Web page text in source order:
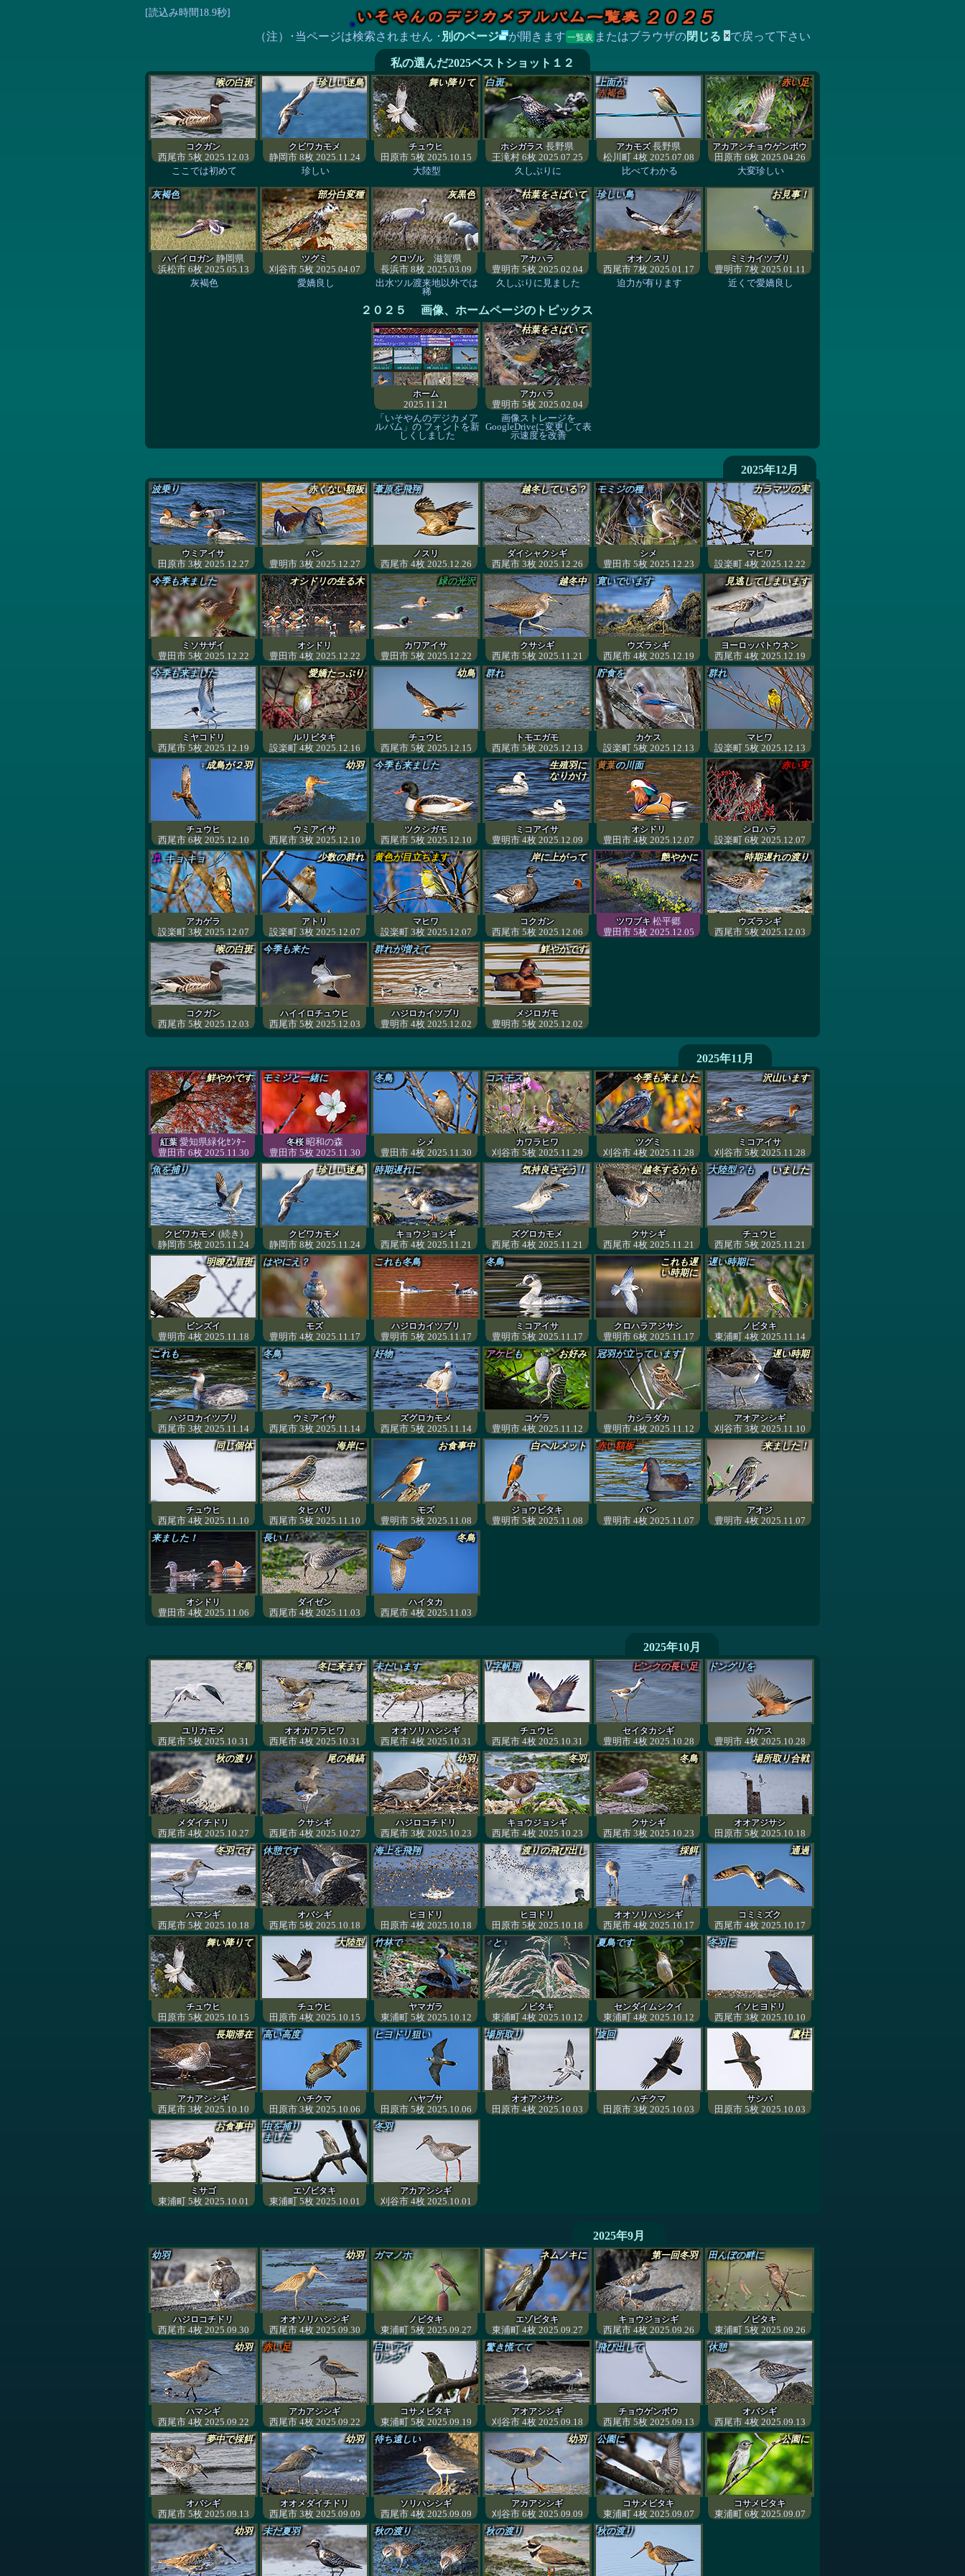
[読込み時間18.9秒] ２０２５
（注）･当ページは検索されません ･ 別のページ が開きます 一覧表 またはブラウザの閉じる ×で戻って下さい
私の選んだ2025ベストショット１２
コクガン
西尾市 5枚 2025.12.03
喉の白斑
ここでは初めて
クビワカモメ
静岡市 8枚 2025.11.24
珍しい迷鳥
珍しい
チュウヒ
田原市 5枚 2025.10.15
舞い降りて
大陸型
ホシガラス 長野県
王滝村 6枚 2025.07.25
白斑
久しぶりに
アカモズ長野県
松川町 4枚 2025.07.08
上面が
赤褐色
比べてわかる
アカアシチョウゲンボウ
田原市 6枚 2025.04.26
赤い足
大変珍しい
ハイイロガン静岡県
浜松市 6枚 2025.05.13
灰褐色
灰褐色
ツグミ
刈谷市 5枚 2025.04.07
部分白変種
愛嬌良し
クロヅル滋賀県
長浜市 8枚 2025.03.09
灰黒色
出水ツル渡来地以外では
稀
アカハラ
豊明市 5枚 2025.02.04
枯葉をさばいて
久しぶりに見ました
オオノスリ
西尾市 7枚 2025.01.17
珍しい鳥
迫力が有ります
ミミカイツブリ
豊明市 7枚 2025.01.11
お見事！
近くで愛嬌良し
２０２５ 画像、ホームページのトピックス
ホーム
2025.11.21
「いそやんのデジカメア
ルバム」の フォントを新
しくしました
アカハラ
豊明市 5枚 2025.02.04
枯葉をさばいて
画像ストレージを
GoogleDriveに変更して表
示速度を改善
2025年12月
ウミアイサ
田原市 3枚 2025.12.27
波乗り
バン
豊明市 3枚 2025.12.27
赤くない額板
ノスリ
西尾市 4枚 2025.12.26
葦原を飛翔
ダイシャクシギ
西尾市 3枚 2025.12.26
越冬している？
シメ
豊田市 5枚 2025.12.23
モミジの種
マヒワ
設楽町 4枚 2025.12.22
カラマツの実
ミソサザイ
豊田市 5枚 2025.12.22
今季も来ました
オシドリ
豊田市 4枚 2025.12.22
オシドリの生る木
カワアイサ
豊田市 5枚 2025.12.22
緑の光沢
クサシギ
西尾市 5枚 2025.11.21
越冬中
ウズラシギ
西尾市 4枚 2025.12.19
寛いでいます
ヨーロッパトウネン
西尾市 4枚 2025.12.19
見逃してしまいます
ミヤコドリ
西尾市 5枚 2025.12.19
今季も来ました
ルリビタキ
設楽町 4枚 2025.12.16
愛嬌たっぷり
チュウヒ
西尾市 5枚 2025.12.15
幼鳥
トモエガモ
西尾市 5枚 2025.12.13
群れ
カケス
設楽町 5枚 2025.12.13
貯食を
マヒワ
設楽町 5枚 2025.12.13
群れ
チュウヒ
西尾市 6枚 2025.12.10
♀成鳥が２羽
ウミアイサ
西尾市 3枚 2025.12.10
幼羽
ツクシガモ
西尾市 5枚 2025.12.10
今季も来ました
ミコアイサ
豊明市 4枚 2025.12.09
生殖羽に
なりかけ
オシドリ
豊田市 4枚 2025.12.07
黄葉の川面
シロハラ
設楽町 6枚 2025.12.07
赤い実
アカゲラ
設楽町 3枚 2025.12.07
♬キョ キョ
アトリ
設楽町 3枚 2025.12.07
少数の群れ
マヒワ
設楽町 3枚 2025.12.07
黄色が目立ちます
コクガン
西尾市 5枚 2025.12.06
岸に上がって
ツワブキ 松平郷
豊田市 5枚 2025.12.05
艶やかに
ウズラシギ
西尾市 5枚 2025.12.03
時期遅れの渡り
コクガン
西尾市 5枚 2025.12.03
喉の白斑
ハイイロチュウヒ
西尾市 5枚 2025.12.03
今季も来た
ハジロカイツブリ
豊明市 4枚 2025.12.02
群れが増えて
メジロガモ
豊明市 5枚 2025.12.02
鮮やかです
2025年11月
紅葉愛知県緑化ｾﾝﾀｰ
豊田市 6枚 2025.11.30
鮮やかです
冬桜昭和の森
豊田市 5枚 2025.11.30
モミジと一緒に
シメ
豊田市 4枚 2025.11.30
冬鳥
カワラヒワ
刈谷市 5枚 2025.11.29
コスモス
ツグミ
刈谷市 4枚 2025.11.28
今季も来ました
ミコアイサ
刈谷市 5枚 2025.11.28
沢山います
クビワカモメ (続き)
静岡市 5枚 2025.11.24
魚を捕り
クビワカモメ
静岡市 8枚 2025.11.24
珍しい迷鳥
キョウジョシギ
西尾市 4枚 2025.11.21
時期遅れに
ズグロカモメ
西尾市 4枚 2025.11.21
気持良さそう！
クサシギ
西尾市 4枚 2025.11.21
越冬するかも
チュウヒ
西尾市 5枚 2025.11.21
大陸型？も いました
ビンズイ
豊明市 4枚 2025.11.18
明瞭な眉斑
モズ
豊明市 4枚 2025.11.17
はやにえ？
ハジロカイツブリ
豊明市 5枚 2025.11.17
これも冬鳥
ミコアイサ
豊明市 5枚 2025.11.17
冬鳥
クロハラアジサシ
豊明市 6枚 2025.11.17
これも遅
い時期に
ノビタキ
東浦町 4枚 2025.11.14
遅い時期に
ハジロカイツブリ
西尾市 3枚 2025.11.14
これも
ウミアイサ
西尾市 3枚 2025.11.14
冬鳥
ズグロカモメ
西尾市 5枚 2025.11.14
好物
コゲラ
豊明市 4枚 2025.11.12
アケビも お好み
カシラダカ
豊明市 4枚 2025.11.12
冠羽が立っています
アオアシシギ
刈谷市 3枚 2025.11.10
遅い時期
チュウヒ
西尾市 4枚 2025.11.10
同じ個体
タヒバリ
西尾市 5枚 2025.11.10
海岸に
モズ
豊明市 5枚 2025.11.08
お食事中
ジョウビタキ
豊明市 5枚 2025.11.08
白ヘルメット
バン
豊明市 4枚 2025.11.07
赤い額板
アオジ
豊明市 4枚 2025.11.07
来ました！
オシドリ
豊田市 4枚 2025.11.06
来ました！
ダイゼン
西尾市 4枚 2025.11.03
長い！
ハイタカ
西尾市 4枚 2025.11.03
冬鳥
2025年10月
ユリカモメ
西尾市 5枚 2025.10.31
冬鳥
オオカワラヒワ
西尾市 4枚 2025.10.31
冬に来ます
オオソリハシシギ
西尾市 4枚 2025.10.31
未だいます
チュウヒ
西尾市 4枚 2025.10.31
V字帆翔
セイタカシギ
豊明市 4枚 2025.10.28
ピンクの長い足
カケス
豊明市 4枚 2025.10.28
ドングリを
メダイチドリ
西尾市 4枚 2025.10.27
秋の渡り
クサシギ
西尾市 4枚 2025.10.27
尾の横縞
ハジロコチドリ
西尾市 3枚 2025.10.23
幼羽
キョウジョシギ
西尾市 4枚 2025.10.23
冬羽
クサシギ
西尾市 3枚 2025.10.23
冬鳥
オオアジサシ
田原市 5枚 2025.10.18
場所取り合戦
ハマシギ
西尾市 5枚 2025.10.18
冬羽です
オバシギ
西尾市 5枚 2025.10.18
休憩です
ヒヨドリ
田原市 4枚 2025.10.18
海上を飛翔
ヒヨドリ
田原市 5枚 2025.10.18
渡りの飛び出し
オオソリハシシギ
西尾市 4枚 2025.10.17
採餌
コミミズク
西尾市 4枚 2025.10.17
通過
チュウヒ
田原市 5枚 2025.10.15
舞い降りて
チュウヒ
田原市 4枚 2025.10.15
大陸型
ヤマガラ
東浦町 5枚 2025.10.12
竹林で
ノビタキ
東浦町 4枚 2025.10.12
♂と♀
センダイムシクイ
東浦町 4枚 2025.10.12
夏鳥です
イソヒヨドリ
西尾市 3枚 2025.10.10
冬羽に
アカアシシギ
西尾市 3枚 2025.10.10
長期滞在
ハチクマ
田原市 3枚 2025.10.06
高い高度
ハヤブサ
田原市 5枚 2025.10.06
ヒヨドリ狙い
オオアジサシ
田原市 4枚 2025.10.03
場所取り
ハチクマ
田原市 3枚 2025.10.03
旋回
サシバ
田原市 5枚 2025.10.03
鷹柱
ミサゴ
東浦町 5枚 2025.10.01
お食事中
エゾビタキ
東浦町 5枚 2025.10.01
虫を捕り
ました
アカアシシギ
刈谷市 4枚 2025.10.01
冬羽
2025年9月
ハジロコチドリ
西尾市 4枚 2025.09.30
幼羽
オオソリハシシギ
西尾市 4枚 2025.09.30
幼羽
ノビタキ
東浦町 5枚 2025.09.27
ガマノホ
エゾビタキ
東浦町 4枚 2025.09.27
ネムノキに
キョウジョシギ
西尾市 4枚 2025.09.26
第一回冬羽
ノビタキ
東浦町 5枚 2025.09.26
田んぼの畔に
ハマシギ
西尾市 4枚 2025.09.22
幼羽
アカアシシギ
西尾市 4枚 2025.09.22
赤い足
コサメビタキ
東浦町 5枚 2025.09.19
白いアイ
リング
アオアシシギ
刈谷市 4枚 2025.09.18
驚き慌てて
チョウゲンボウ
西尾市 5枚 2025.09.13
飛び出して
オバシギ
西尾市 4枚 2025.09.13
休憩
オバシギ
西尾市 5枚 2025.09.13
夢中で採餌
オオメダイチドリ
西尾市 3枚 2025.09.09
幼羽
ソリハシシギ
西尾市 4枚 2025.09.09
待ち遠しい
アカアシシギ
刈谷市 6枚 2025.09.09
幼羽
コサメビタキ
東浦町 4枚 2025.09.07
公園に
コサメビタキ
東浦町 6枚 2025.09.07
公園に
幼羽 未だ夏羽 秋の渡り 秋の渡り 秋の渡り